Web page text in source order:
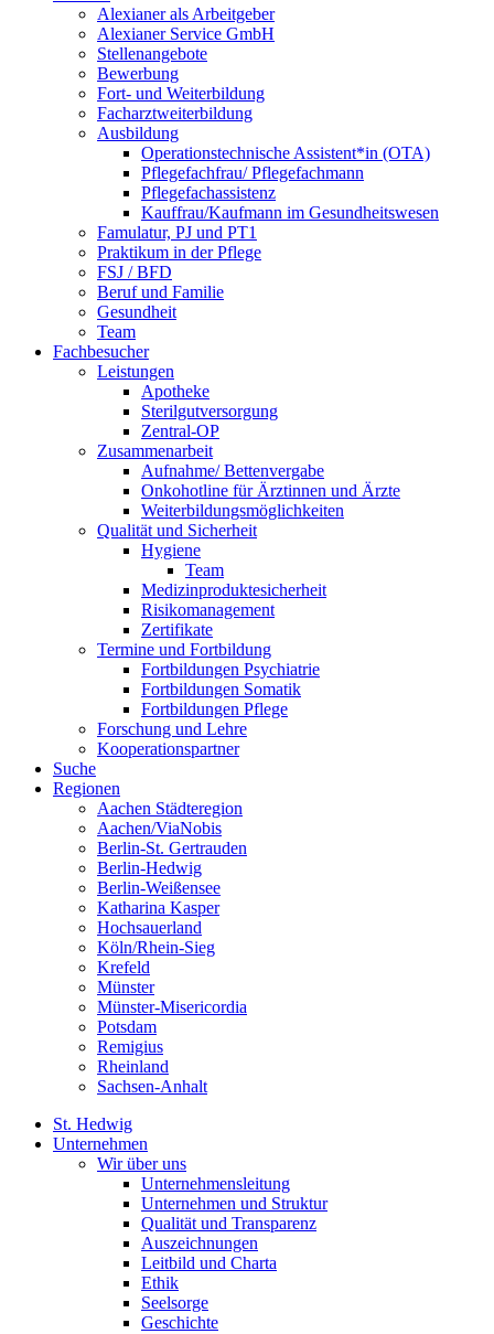
Alexianer als Arbeitgeber
Alexianer Service GmbH
Stellenangebote
Bewerbung
Fort- und Weiterbildung
Facharztweiterbildung
Ausbildung
Operationstechnische Assistent*in (OTA)
Pflegefachfrau/ Pflegefachmann
Pflegefachassistenz
Kauffrau/Kaufmann im Gesundheitswesen
Famulatur, PJ und PT1
Praktikum in der Pflege
FSJ / BFD
Beruf und Familie
Gesundheit
Team
Fachbesucher
Leistungen
Apotheke
Sterilgutversorgung
Zentral-OP
Zusammenarbeit
Aufnahme/ Bettenvergabe
Onkohotline für Ärztinnen und Ärzte
Weiterbildungsmöglichkeiten
Qualität und Sicherheit
Hygiene
Team
Medizinproduktesicherheit
Risikomanagement
Zertifikate
Termine und Fortbildung
Fortbildungen Psychiatrie
Fortbildungen Somatik
Fortbildungen Pflege
Forschung und Lehre
Kooperationspartner
Suche
Regionen
Aachen Städteregion
Aachen/ViaNobis
Berlin-St. Gertrauden
Berlin-Hedwig
Berlin-Weißensee
Katharina Kasper
Hochsauerland
Köln/Rhein-Sieg
Krefeld
Münster
Münster-Misericordia
Potsdam
Remigius
Rheinland
Sachsen-Anhalt
St. Hedwig
Unternehmen
Wir über uns
Unternehmensleitung
Unternehmen und Struktur
Qualität und Transparenz
Auszeichnungen
Leitbild und Charta
Ethik
Seelsorge
Geschichte